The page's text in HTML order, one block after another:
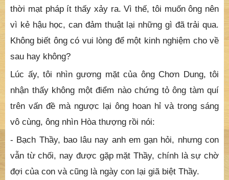
lại cảnh chùa xưa.
Qua 1 thời gian, Hòa thượng về thăm chùa, Ngài mời
sư Chơn Dung và tập chúng đông đủ, Ngài nói:
- Ông Chơn Dung, đáng lẽ câu chuyện sa đọa của ông
nên dấu đi mới phải, nhưng tôi xét thấy quãng đường
hành đạo của ông có lắm việc ly kỳ, mà trong thực tế,
thời mạt pháp ít thấy xảy ra. Vì thế, tôi muốn ông nên
vì kẻ hậu học, can đảm thuật lại những gì đã trải qua.
Không biết ông có vui lòng để một kinh nghiệm cho về
sau hay không?
Lúc ấy, tôi nhìn gương mặt của ông Chơn Dung, tôi